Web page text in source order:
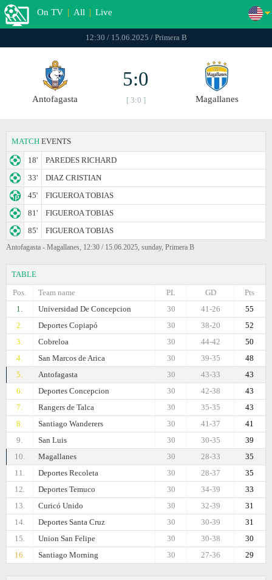
On TV | All | Live
12:30 / 15.06.2025 / Primera B
Antofagasta
5:0
[ 3:0 ] Magallanes
MATCH EVENTS
18'
PAREDES RICHARD
33'
DIAZ CRISTIAN
45'
FIGUEROA TOBIAS
81'
FIGUEROA TOBIAS
85'
FIGUEROA TOBIAS
Antofagasta - Magallanes, 12:30 / 15.06.2025, sunday, Primera B
TABLE
Pos.
Team name Pts
GD
PL
1.
Universidad De Concepcion 55
41-26
30
2.
Deportes Copiapó 52
38-20
30
3.
Cobreloa 50
44-42
30
4.
San Marcos de Arica 48
39-35
30
5.
Antofagasta 43
43-33
30
6.
Deportes Concepcion 43
42-38
30
7.
Rangers de Talca 43
35-35
30
8.
Santiago Wanderers 41
41-37
30
9.
San Luis 39
30-35
30
10.
Magallanes 35
28-33
30
11.
Deportes Recoleta 35
28-37
30
12.
Deportes Temuco 33
34-39
30
13.
Curicó Unido 31
32-39
30
14.
Deportes Santa Cruz 31
30-39
30
15.
Union San Felipe 30
30-38
30
16.
Santiago Morning 29
27-36
30